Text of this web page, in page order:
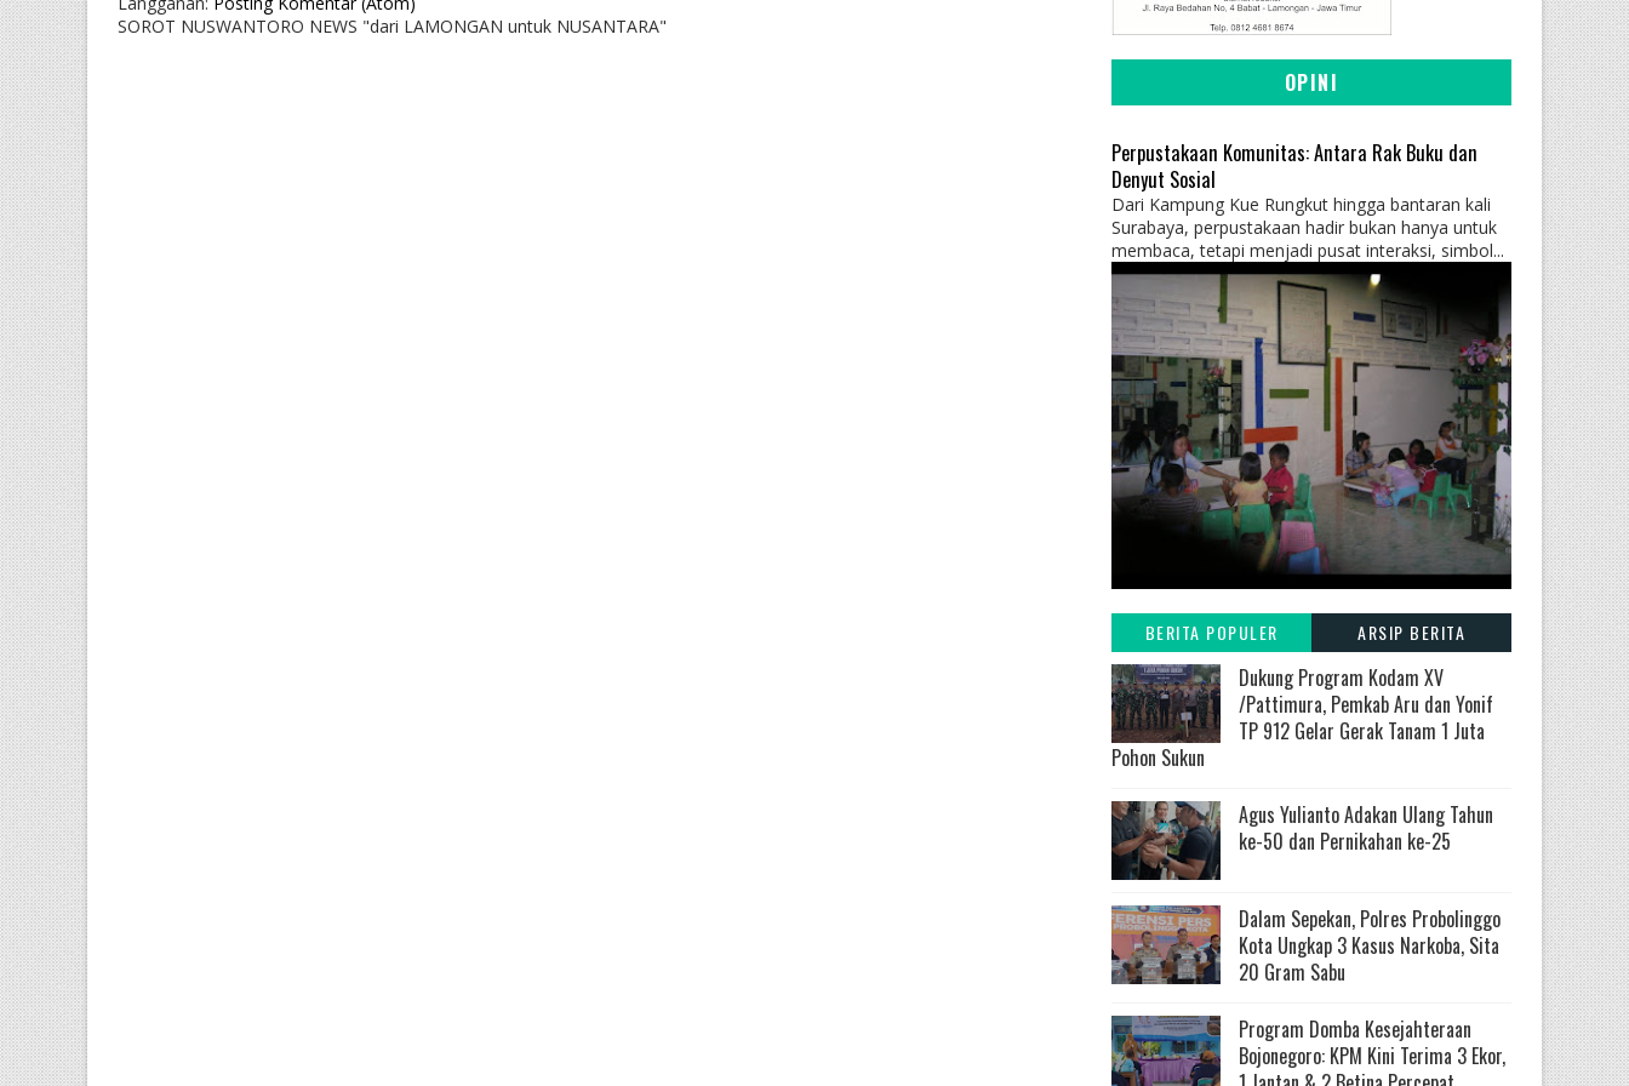
SOROT NUSWANTORO NEWS "dari LAMONGAN untuk NUSANTARA"
OPINI
Perpustakaan Komunitas: Antara Rak Buku dan
Denyut Sosial
Dari Kampung Kue Rungkut hingga bantaran kali
Surabaya, perpustakaan hadir bukan hanya untuk
membaca, tetapi menjadi pusat interaksi, simbol...
BERITA POPULER ARSIP BERITA
Dukung Program Kodam XV
/Pattimura, Pemkab Aru dan Yonif
TP 912 Gelar Gerak Tanam 1 Juta
Pohon Sukun
Agus Yulianto Adakan Ulang Tahun
ke-50 dan Pernikahan ke-25
Dalam Sepekan, Polres Probolinggo
Kota Ungkap 3 Kasus Narkoba, Sita
20 Gram Sabu
Program Domba Kesejahteraan
Bojonegoro: KPM Kini Terima 3 Ekor,